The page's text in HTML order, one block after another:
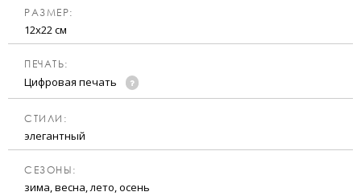
РАЗМЕР:
12х22 см
ПЕЧАТЬ:
Цифровая печать
CТИЛИ:
элегантный
CЕЗОНЫ:
зима, весна, лето, осень